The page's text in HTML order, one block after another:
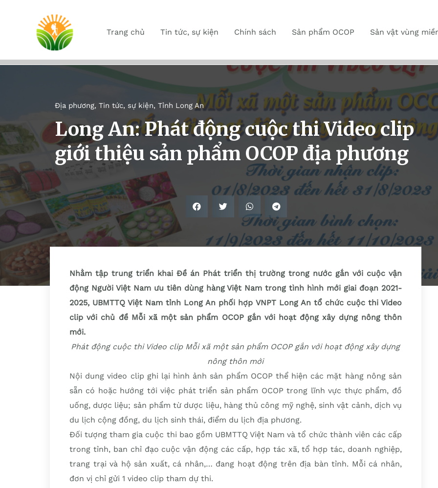
Trang chủ Tin tức, sự kiện Chính sách Sản phẩm OCOP Sản vật vùng
Địa phương, Tin tức, sự kiện, Tỉnh Long An
Long An: Phát động cuộc thi Video clip
giới thiệu sản phẩm OCOP địa phương
Nhằm tập trung triển khai Đề án Phát triển thị trường trong nước gắn với cuộc vận
động Người Việt Nam ưu tiên dùng hàng Việt Nam trong tình hình mới giai đoạn 2021-
2025, UBMTTQ Việt Nam tỉnh Long An phối hợp VNPT Long An tổ chức cuộc thi Video
clip với chủ đề Mỗi xã một sản phẩm OCOP gắn với hoạt động xây dựng nông thôn
mới.
Phát động cuộc thi Video clip Mỗi xã một sản phẩm OCOP gắn với hoạt động xây dựng
nông thôn mới
Nội dung video clip ghi lại hình ảnh sản phẩm OCOP thể hiện các mặt hàng nông sản
sẵn có hoặc hướng tới việc phát triển sản phẩm OCOP trong lĩnh vực thực phẩm, đồ
uống, dược liệu; sản phẩm từ dược liệu, hàng thủ công mỹ nghệ, sinh vật cảnh, dịch vụ
du lịch cộng đồng, du lịch sinh thái, điểm du lịch địa phương.
Đối tượng tham gia cuộc thi bao gồm UBMTTQ Việt Nam và tổ chức thành viên các cấp
trong tỉnh, ban chỉ đạo cuộc vận động các cấp, hợp tác xã, tổ hợp tác, doanh nghiệp,
trang trại và hộ sản xuất, cá nhân,… đang hoạt động trên địa bàn tỉnh. Mỗi cá nhân,
đơn vị chỉ gửi 1 video clip tham dự thi.